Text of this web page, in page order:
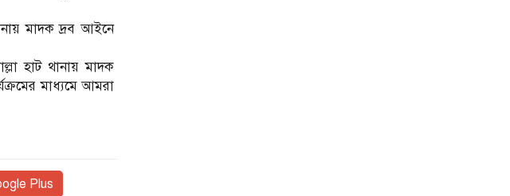
মাদক দ্রব আইনে
হাট থানায় মাদক
মাধ্যমে আমরা
Plus